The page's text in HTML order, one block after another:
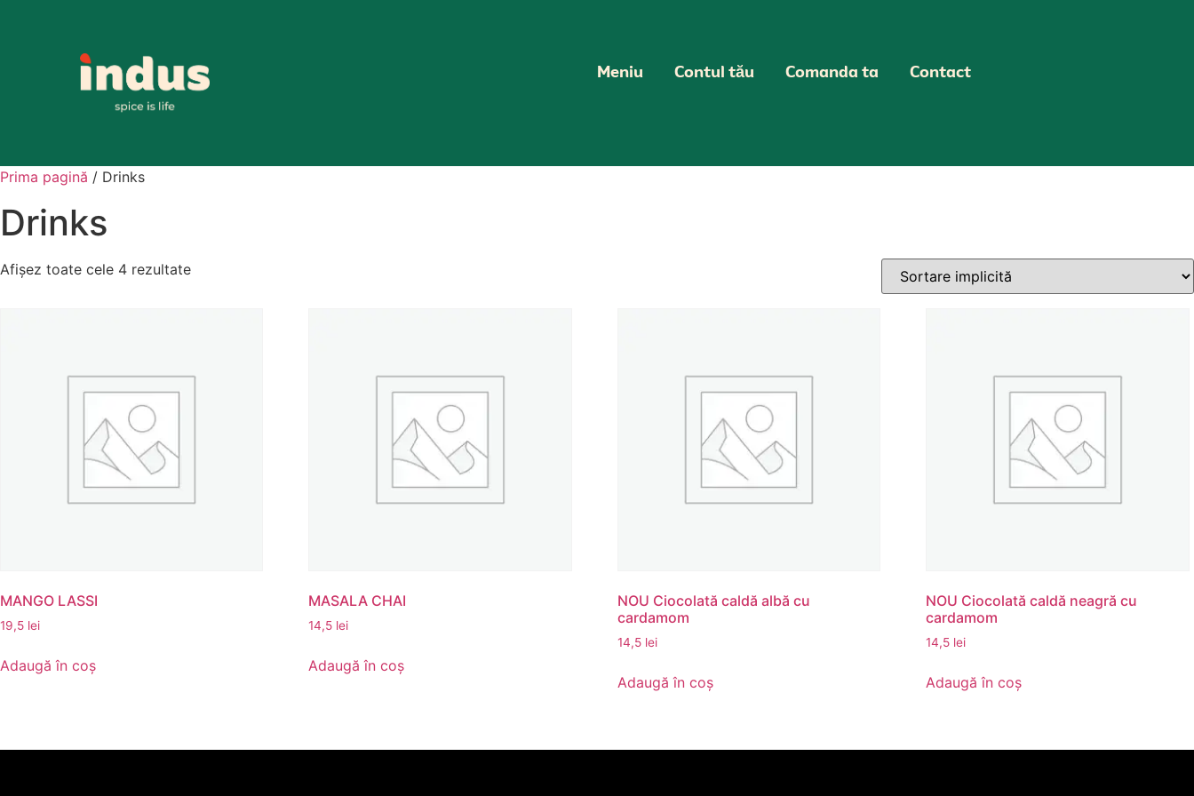
Meniu Contul tău Comanda ta Contact
Prima pagină / Drinks
Drinks
Afișez toate cele 4 rezultate
MANGO LASSI
19,5 lei
Adaugă în coș
MASALA CHAI
14,5 lei
Adaugă în coș
NOU Ciocolată caldă albă cu
cardamom
14,5 lei
Adaugă în coș
NOU Ciocolată caldă neagră cu
cardamom
14,5 lei
Adaugă în coș